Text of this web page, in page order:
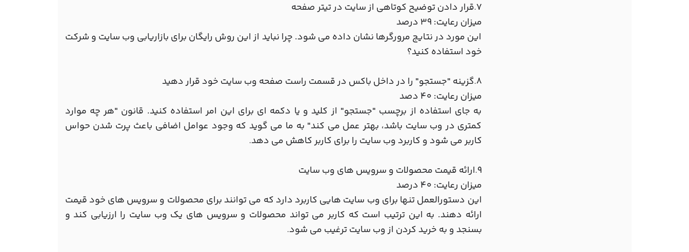
7
.قرار دادن توضیح کوتاهی از سایت در تیتر صفحه
میزان رعایت: 39 درصد
این مورد در نتایج مرورگرها نشان داده می شود. چرا نباید از این روش رایگان برای بازاریابی وب سایت و شرکت
خود استفاده کنید؟
8
.گزینه "جستجو" را در داخل باکس در قسمت راست صفحه وب سایت خود قرار دهید
میزان رعایت: 40 دصد
به جای استفاده از برچسب "جستجو" از کلید و یا دکمه ای برای این امر استفاده کنید. قانون "هر چه موارد
کمتری در وب سایت باشد، بهتر عمل می کند" به ما می گوید که وجود عوامل اضافی باعث پرت شدن حواس
کاربر می شود و کاربرد وب سایت را برای کاربر کاهش می دهد.
9
.ارائه قیمت محصولات و سرویس های وب سایت
میزان رعایت: 40 درصد
این دستورالعمل تنها برای وب سایت هایی کاربرد دارد که می توانند برای محصولات و سرویس های خود قیمت
ارائه دهند. به این ترتیب است که کاربر می تواند محصولات و سرویس های یک وب سایت را ارزیابی کند و
بسنجد و به خرید کردن از وب سایت ترغیب می شود.